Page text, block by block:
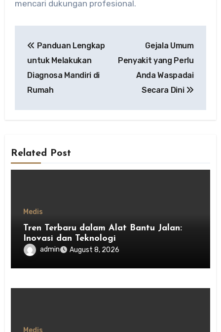
mencari dukungan profesional.
navigation
Panduan Lengkap
untuk Melakukan
Diagnosa Mandiri di
Rumah
Gejala Umum
Penyakit yang Perlu
Anda Waspadai
Secara Dini
Related Post
Medis
Tren Terbaru dalam Alat Bantu Jalan:
Inovasi dan Teknologi
admin August 8, 2026
Medis